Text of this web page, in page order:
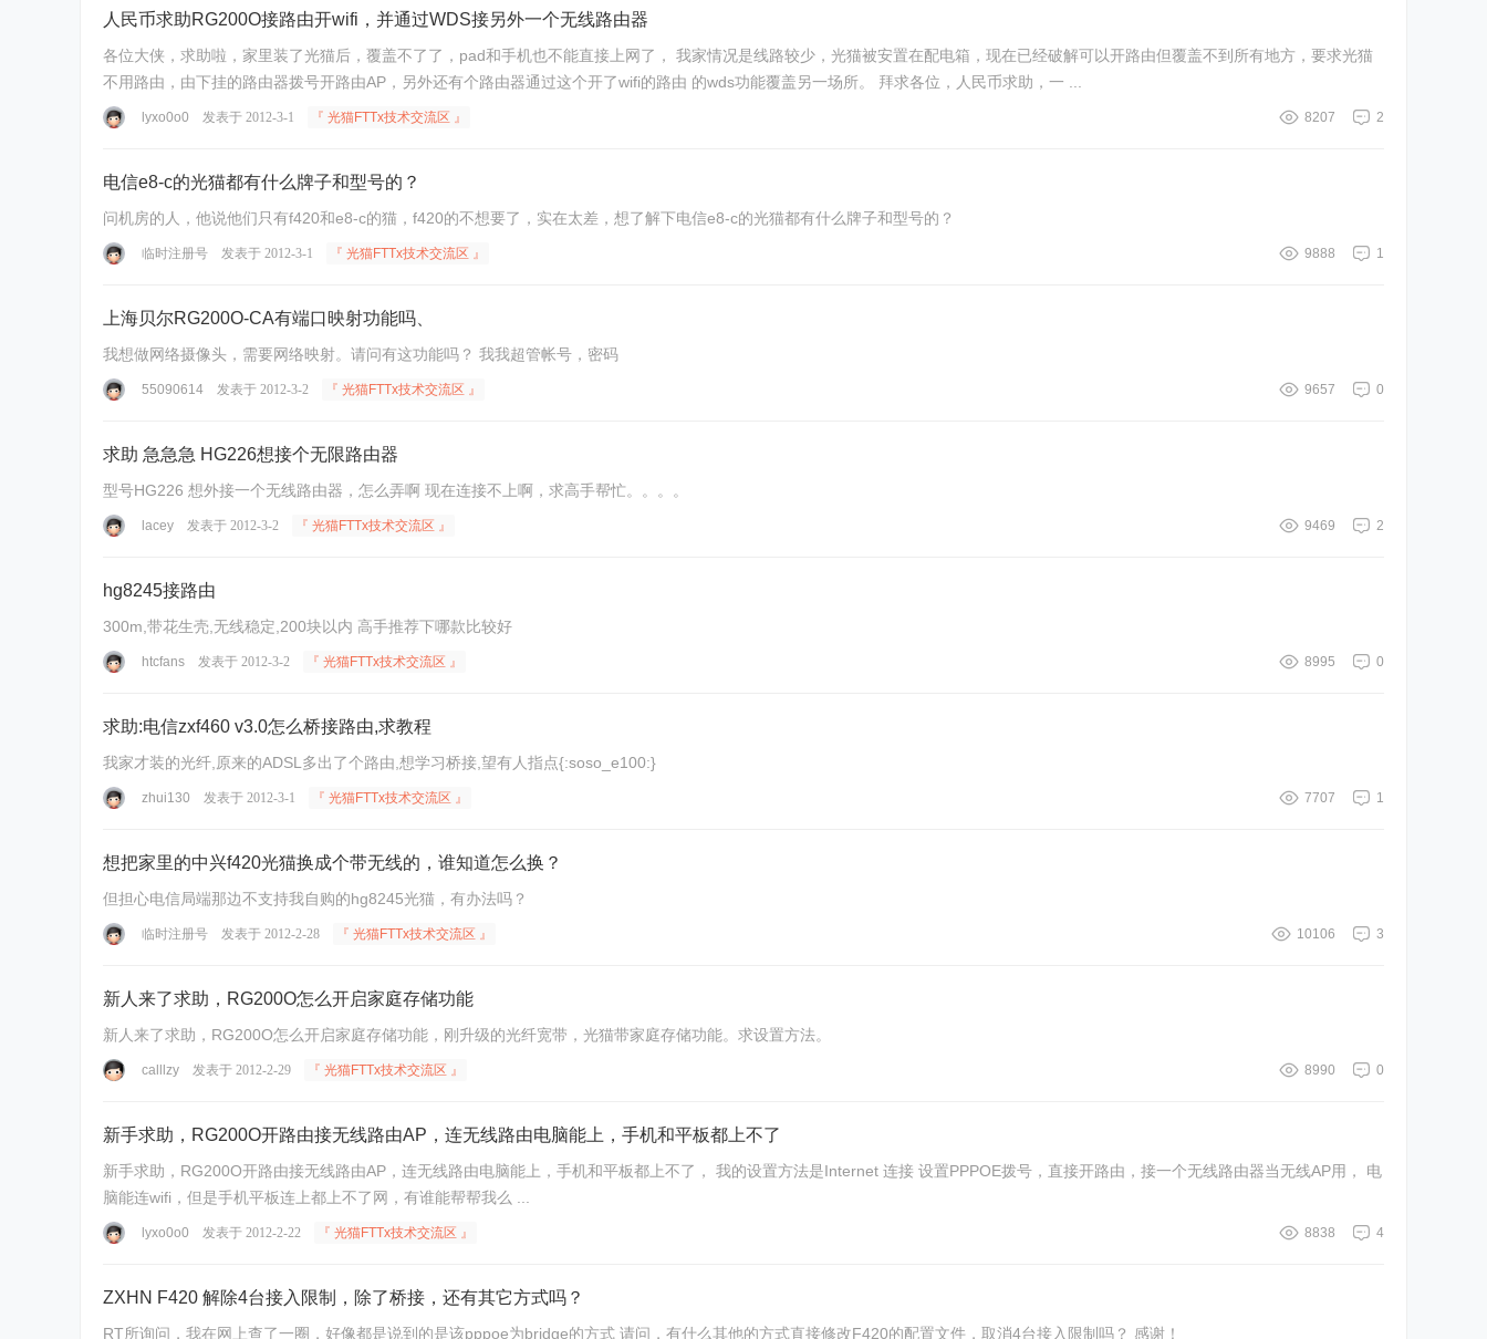
人民币求助RG200O接路由开wifi，并通过WDS接另外一个无线路由器
各位大侠，求助啦，家里装了光猫后，覆盖不了了，pad和手机也不能直接上网了， 我家情况是线路较少，光猫被安置在配电箱，现在已经破解可以开路由但覆盖不到所有地方，要求光猫
不用路由，由下挂的路由器拨号开路由AP，另外还有个路由器通过这个开了wifi的路由 的wds功能覆盖另一场所。 拜求各位，人民币求助，一 ...
2
8207
lyxo0o0 发表于 2012-3-1 『 光猫FTTx技术交流区 』
电信e8-c的光猫都有什么牌子和型号的？
问机房的人，他说他们只有f420和e8-c的猫，f420的不想要了，实在太差，想了解下电信e8-c的光猫都有什么牌子和型号的？
1
9888
临时注册号 发表于 2012-3-1 『 光猫FTTx技术交流区 』
上海贝尔RG200O-CA有端口映射功能吗、
我想做网络摄像头，需要网络映射。请问有这功能吗？ 我我超管帐号，密码
0
9657
55090614 发表于 2012-3-2 『 光猫FTTx技术交流区 』
求助 急急急 HG226想接个无限路由器
型号HG226 想外接一个无线路由器，怎么弄啊 现在连接不上啊，求高手帮忙。。。。
2
9469
lacey 发表于 2012-3-2 『 光猫FTTx技术交流区 』
hg8245接路由
300m,带花生壳,无线稳定,200块以内 高手推荐下哪款比较好
0
8995
htcfans 发表于 2012-3-2 『 光猫FTTx技术交流区 』
求助:电信zxf460 v3.0怎么桥接路由,求教程
我家才装的光纤,原来的ADSL多出了个路由,想学习桥接,望有人指点{:soso_e100:}
1
7707
zhui130 发表于 2012-3-1 『 光猫FTTx技术交流区 』
想把家里的中兴f420光猫换成个带无线的，谁知道怎么换？
但担心电信局端那边不支持我自购的hg8245光猫，有办法吗？
3
10106
临时注册号 发表于 2012-2-28 『 光猫FTTx技术交流区 』
新人来了求助，RG200O怎么开启家庭存储功能
新人来了求助，RG200O怎么开启家庭存储功能，刚升级的光纤宽带，光猫带家庭存储功能。求设置方法。
0
8990
calllzy 发表于 2012-2-29 『 光猫FTTx技术交流区 』
新手求助，RG200O开路由接无线路由AP，连无线路由电脑能上，手机和平板都上不了
新手求助，RG200O开路由接无线路由AP，连无线路由电脑能上，手机和平板都上不了， 我的设置方法是Internet 连接 设置PPPOE拨号，直接开路由，接一个无线路由器当无线AP用， 电
脑能连wifi，但是手机平板连上都上不了网，有谁能帮帮我么 ...
4
8838
lyxo0o0 发表于 2012-2-22 『 光猫FTTx技术交流区 』
ZXHN F420 解除4台接入限制，除了桥接，还有其它方式吗？
RT所询问，我在网上查了一圈，好像都是说到的是该pppoe为bridge的方式 请问，有什么其他的方式直接修改F420的配置文件，取消4台接入限制吗？ 感谢！